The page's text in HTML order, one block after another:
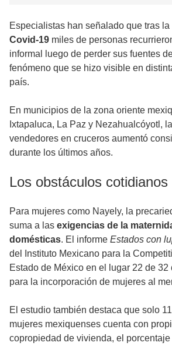
Especialistas han señalado que tras
Covid-19 miles de personas
informal luego de perder sus fuentes
fenómeno que se hizo visible en
país.
En municipios de la zona oriente
Ixtapaluca, La Paz y Nezahualcóyotl,
vendedores en cruceros aumentó
durante los últimos años.
Los obstáculos cotidianos
Para mujeres como Nayely, la
suma a las exigencias de la
domésticas. El informe Estados con
del Instituto Mexicano para la
Estado de México en el lugar 22 de
para la incorporación de mujeres al
El estudio también destaca que solo
mujeres mexiquenses cuenta con
copropiedad de vivienda, el